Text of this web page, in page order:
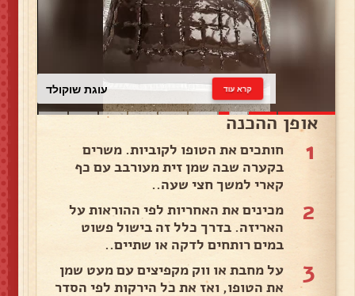
עוגת שוקולד קרא עוד
אופן ההכנה
1
חותכים את הטופו לקוביות. משרים
בקערה שבה שמן זית מעורבב עם כף
קארי למשך חצי שעה..
2
מכינים את האחריות לפי ההוראות על
האריזה. בדרך כלל זה בישול פשוט
במים רותחים לדקה או שתיים..
3
על מחבת או ווק מקפיצים עם מעט שמן
את הטופו, ואז את כל הירקות לפי הסדר